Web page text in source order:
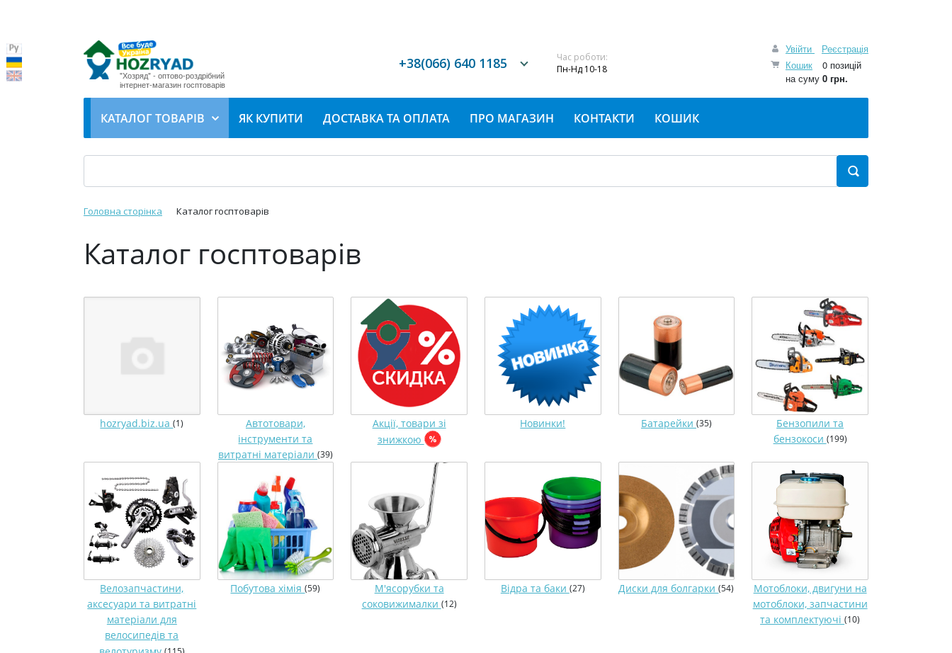
"Хозряд" - оптово-роздрібний
інтернет-магазин госптоварів
Увійти
Реєстрація
Кошик
0 позицій
на суму 0 грн.
+38(066) 640 1185
Час роботи:
Пн-Нд 10-18
КАТАЛОГ ТОВАРІВ ЯК КУПИТИ ДОСТАВКА ТА ОПЛАТА ПРО МАГАЗИН КОНТАКТИ КОШИК
Головна сторінка Каталог госптоварів
Каталог госптоварів
hozryad.biz.ua(1)
Автотовари,
інструменти та
витратні матеріали (39)
Акції, товари зі
знижкою
Новинки! Батарейки (35)
Бензопили та
бензокоси (199)
Велозапчастини,
аксесуари та витратні
матеріали для
велосипедів та
Побутова хімія(59)
М'ясорубки та
соковижималки (12)
Відра та баки (27) Диски для болгарки(54)
Мотоблоки, двигуни на
мотоблоки, запчастини
та комплектуючі(10)